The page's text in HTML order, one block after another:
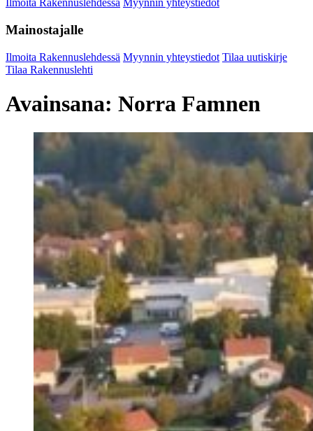
Ilmoita Rakennuslehdessä Myynnin yhteystiedot
Mainostajalle
Ilmoita Rakennuslehdessä Myynnin yhteystiedot Tilaa uutiskirje
Tilaa Rakennuslehti
Avainsana: Norra Famnen